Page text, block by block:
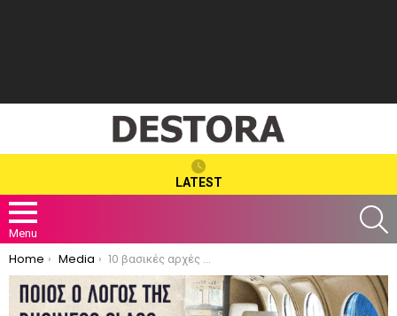
LATEST
Menu
You are here:
Home Media 10 βασικές αρχές για την ζωή από τον Chuck Feeney, τον ιδρυτή της αυτοκρατορίας των Duty Free